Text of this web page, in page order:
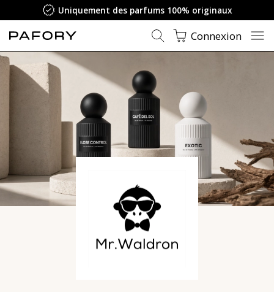
Uniquement des parfums 100% originaux
Connexion